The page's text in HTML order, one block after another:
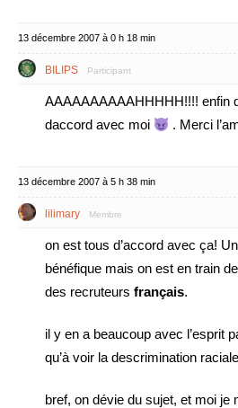
13 décembre 2007 à 0 h 18 min
BILIPS Participant
AAAAAAAAAAHHHHH!!!! enfin
daccord avec moi
. Merci
13 décembre 2007 à 5 h 38 min
lilimary Membre
on est tous d’accord avec ça!
bénéfique mais on est en train
des recruteurs français.
il y en a beaucoup avec l’esprit
qu’à voir la descrimination
bref, on dévie du sujet, et moi je